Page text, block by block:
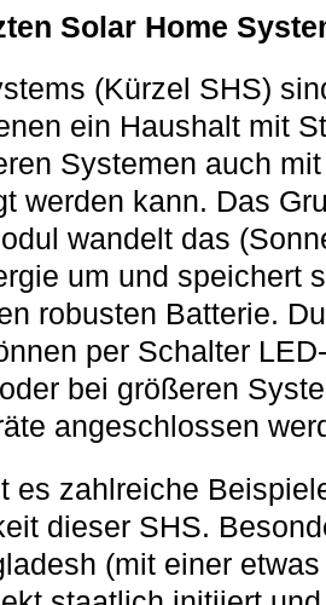
Solar Home
(Kürzel SHS)
ein Haushalt mit
Systemen auch
werden kann. Das
wandelt das
um und speichert
robusten Batterie.
per Schalter
bei größeren
angeschlossen
es zahlreiche
dieser SHS.
(mit einer